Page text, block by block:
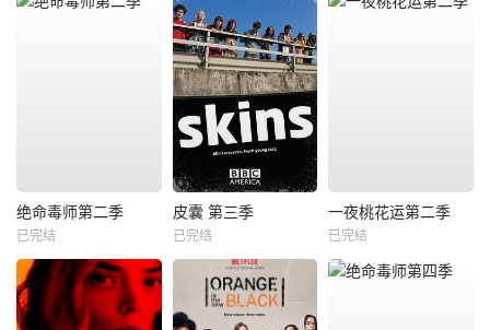
绝命毒师第二季
已完结
皮囊 第三季
已完结
一夜桃花运第二季
已完结